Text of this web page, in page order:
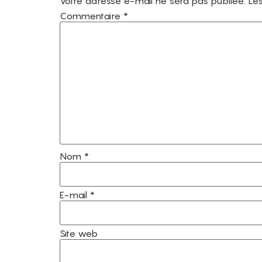
Commentaire *
Nom *
E-mail *
Site web